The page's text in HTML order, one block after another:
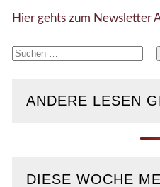
Hier gehts zum Newsletter
Suchen
ANDERE LESEN
DIESE WOCHE